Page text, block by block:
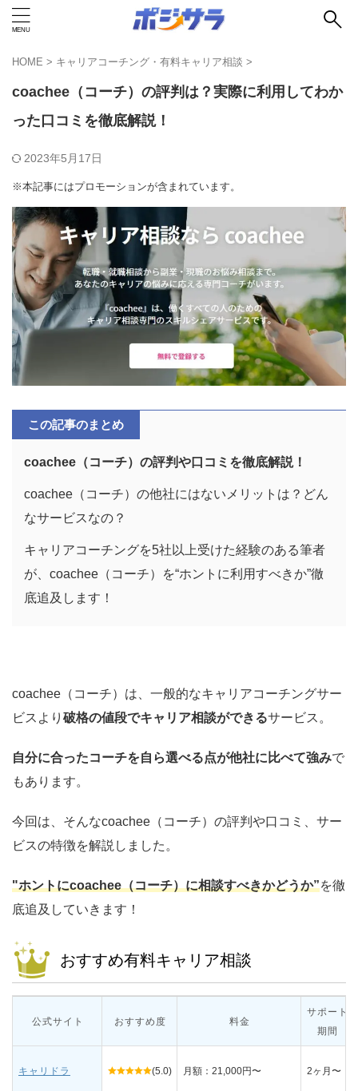
HOME > キャリアコーチング・有料キャリア相談 >
coachee（コーチ）の評判は？実際に利用してわか
った口コミを徹底解説！
2023年5月17日
※本記事にはプロモーションが含まれています。
この記事のまとめ
coachee（コーチ）の評判や口コミを徹底解説！
coachee（コーチ）の他社にはないメリットは？どん
なサービスなの？
キャリアコーチングを5社以上受けた経験のある筆者
が、coachee（コーチ）を“ホントに利用すべきか”徹
底追及します！
coachee（コーチ）は、一般的なキャリアコーチングサー
ビスより 破格の値段でキャリア相談ができるサービス。
自分に合ったコーチを自ら選べる点が他社に比べて強みで
もあります。
今回は、そんなcoachee（コーチ）の評判や口コミ、サー
ビスの特徴を解説しました。
"ホントにcoachee（コーチ）に相談すべきかどうか”を徹
底追及していきます！
おすすめ有料キャリア相談
公式サイト おすすめ度 料金
サポート
期間
キャリドラ (5.0) 月額：21,000円〜 2ヶ月〜